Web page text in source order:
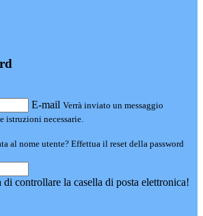
E-mail Verrà inviato un messaggio
istruzioni necessarie.
al nome utente? Effettua il reset della password
controllare la casella di posta elettronica!